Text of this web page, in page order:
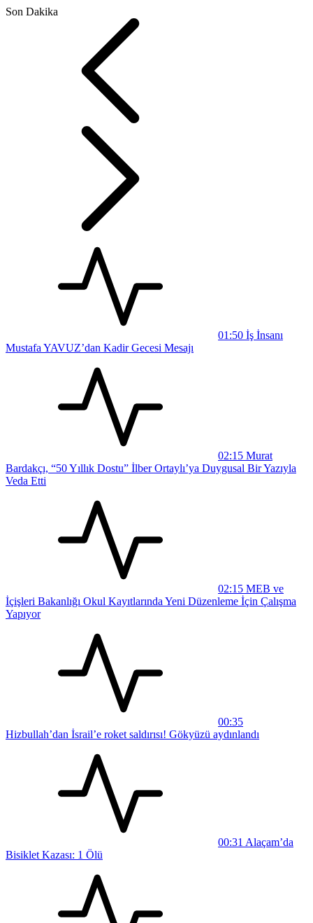
Son Dakika
01:50 İş İnsanı
Mustafa YAVUZ’dan Kadir Gecesi Mesajı
02:15 Murat
Bardakçı, “50 Yıllık Dostu” İlber Ortaylı’ya Duygusal Bir Yazıyla
Veda Etti
02:15 MEB ve
İçişleri Bakanlığı Okul Kayıtlarında Yeni Düzenleme İçin Çalışma
Yapıyor
00:35
Hizbullah’dan İsrail’e roket saldırısı! Gökyüzü aydınlandı
00:31 Alaçam’da
Bisiklet Kazası: 1 Ölü